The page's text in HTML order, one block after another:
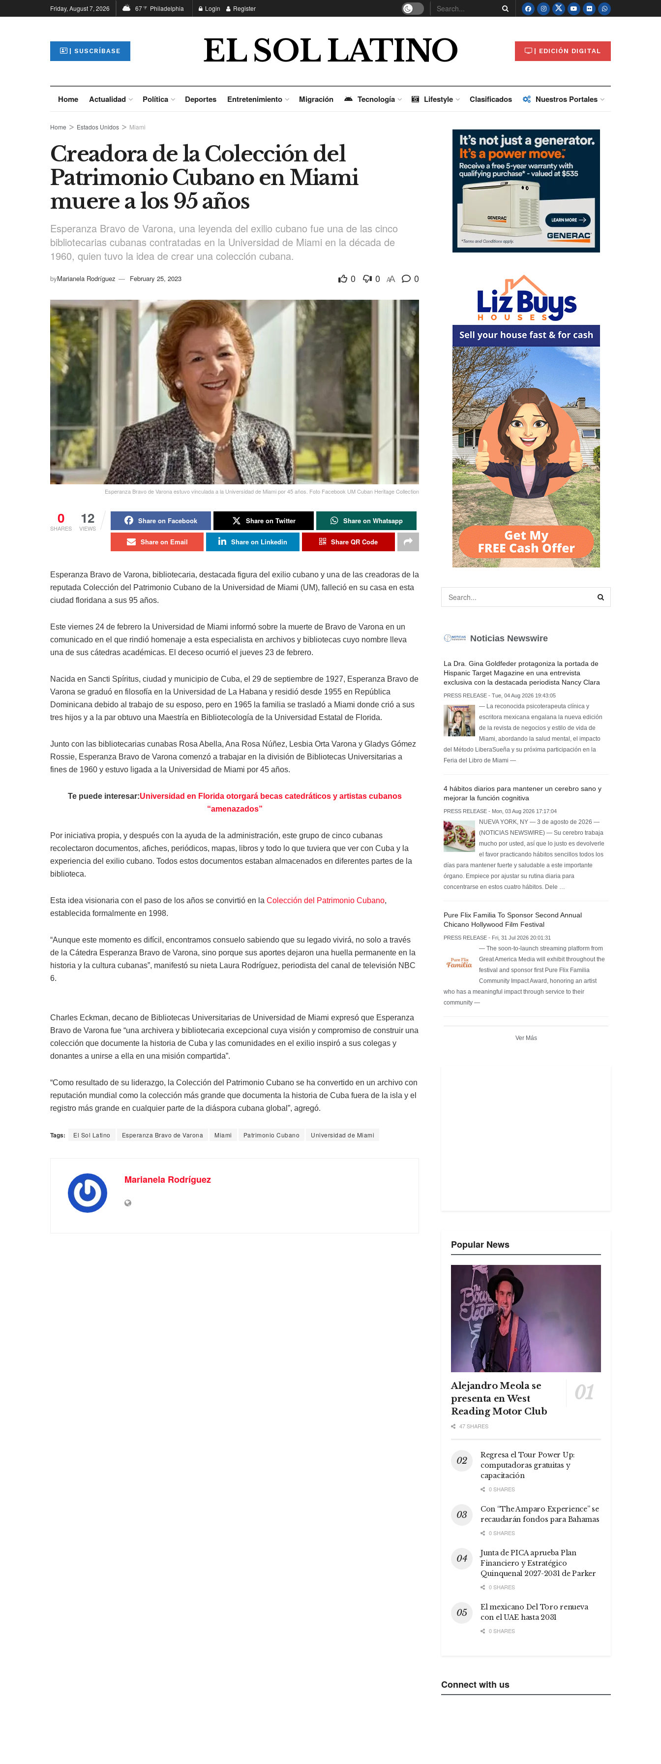
Friday, August 7, 2026 67°F Philadelphia Login Register
| SUSCRÍBASE EL SOL LATINO | EDICIÓN DIGITAL
Home Actualidad Política Deportes Entretenimiento Migración Tecnología Lifestyle Clasificados Nuestros Portales
Home Estados Unidos Miami
Creadora de la Colección del
Patrimonio Cubano en Miami
muere a los 95 años
Esperanza Bravo de Varona, una leyenda del exilio cubano fue una de las cinco
bibliotecarias cubanas contratadas en la Universidad de Miami en la década de
1960, quien tuvo la idea de crear una colección cubana.
byMarianela Rodríguez February 25, 2023 0 0 AA 0
Esperanza Bravo de Varona estuvo vinculada a la Universidad de Miami por 45 años. Foto Facebook UM Cuban Heritage Collection
0
SHARES
12
VIEWS
Share on Facebook Share on Twitter Share on Whatsapp
Share on Email Share on Linkedin Share QR Code
Esperanza Bravo de Varona, bibliotecaria, destacada figura del exilio cubano y una de las creadoras de la
reputada Colección del Patrimonio Cubano de la Universidad de Miami (UM), falleció en su casa en esta
ciudad floridana a sus 95 años.
Este viernes 24 de febrero la Universidad de Miami informó sobre la muerte de Bravo de Varona en un
comunicado en el que rindió homenaje a esta especialista en archivos y bibliotecas cuyo nombre lleva
una de sus cátedras académicas. El deceso ocurrió el jueves 23 de febrero.
Nacida en Sancti Spíritus, ciudad y municipio de Cuba, el 29 de septiembre de 1927, Esperanza Bravo de
Varona se graduó en filosofía en la Universidad de La Habana y residió desde 1955 en República
Dominicana debido al trabajo de su esposo, pero en 1965 la familia se trasladó a Miami donde crió a sus
tres hijos y a la par obtuvo una Maestría en Bibliotecología de la Universidad Estatal de Florida.
Junto con las bibliotecarias cunabas Rosa Abella, Ana Rosa Núñez, Lesbia Orta Varona y Gladys Gómez
Rossie, Esperanza Bravo de Varona comenzó a trabajar en la división de Bibliotecas Universitarias a
fines de 1960 y estuvo ligada a la Universidad de Miami por 45 años.
Te puede interesar:Universidad en Florida otorgará becas catedráticos y artistas cubanos
“amenazados”
Por iniciativa propia, y después con la ayuda de la administración, este grupo de cinco cubanas
recolectaron documentos, afiches, periódicos, mapas, libros y todo lo que tuviera que ver con Cuba y la
experiencia del exilio cubano. Todos estos documentos estaban almacenados en diferentes partes de la
biblioteca.
Esta idea visionaria con el paso de los años se convirtió en la Colección del Patrimonio Cubano,
establecida formalmente en 1998.
“Aunque este momento es difícil, encontramos consuelo sabiendo que su legado vivirá, no solo a través
de la Cátedra Esperanza Bravo de Varona, sino porque sus aportes dejaron una huella permanente en la
historia y la cultura cubanas”, manifestó su nieta Laura Rodríguez, periodista del canal de televisión NBC
6.
Charles Eckman, decano de Bibliotecas Universitarias de Universidad de Miami expresó que Esperanza
Bravo de Varona fue “una archivera y bibliotecaria excepcional cuya visión y compromiso de construir una
colección que documente la historia de Cuba y las comunidades en el exilio inspiró a sus colegas y
donantes a unirse a ella en una misión compartida”.
“Como resultado de su liderazgo, la Colección del Patrimonio Cubano se ha convertido en un archivo con
reputación mundial como la colección más grande que documenta la historia de Cuba fuera de la isla y el
registro más grande en cualquier parte de la diáspora cubana global”, agregó.
Tags: El Sol Latino Esperanza Bravo de Varona Miami Patrimonio Cubano Universidad de Miami
Marianela Rodríguez
Noticias Newswire
La Dra. Gina Goldfeder protagoniza la portada de
Hispanic Target Magazine en una entrevista
exclusiva con la destacada periodista Nancy Clara
PRESS RELEASE - Tue, 04 Aug 2026 19:43:05
— La reconocida psicoterapeuta clínica y
escritora mexicana engalana la nueva edición
de la revista de negocios y estilo de vida de
Miami, abordando la salud mental, el impacto
del Método LiberaSueña y su próxima participación en la
Feria del Libro de Miami —
4 hábitos diarios para mantener un cerebro sano y
mejorar la función cognitiva
PRESS RELEASE - Mon, 03 Aug 2026 17:17:04
NUEVA YORK, NY — 3 de agosto de 2026 —
(NOTICIAS NEWSWIRE) — Su cerebro trabaja
mucho por usted, así que lo justo es devolverle
el favor practicando hábitos sencillos todos los
días para mantener fuerte y saludable a este importante
órgano. Empiece por ajustar su rutina diaria para
concentrarse en estos cuatro hábitos. Dele …
Pure Flix Familia To Sponsor Second Annual
Chicano Hollywood Film Festival
PRESS RELEASE - Fri, 31 Jul 2026 20:01:31
— The soon-to-launch streaming platform from
Great America Media will exhibit throughout the
festival and sponsor first Pure Flix Familia
Community Impact Award, honoring an artist
who has a meaningful impact through service to their
community —
Ver Más
Popular News
Alejandro Meola se
presenta en West
Reading Motor Club
47 SHARES
Regresa el Tour Power Up:
computadoras gratuitas y
capacitación
0 SHARES
Con “The Amparo Experience” se
recaudarán fondos para Bahamas
0 SHARES
Junta de PICA aprueba Plan
Financiero y Estratégico
Quinquenal 2027-2031 de Parker
0 SHARES
El mexicano Del Toro renueva
con el UAE hasta 2031
0 SHARES
Connect with us